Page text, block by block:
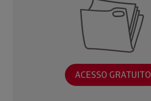
ACESSO GRATUITO